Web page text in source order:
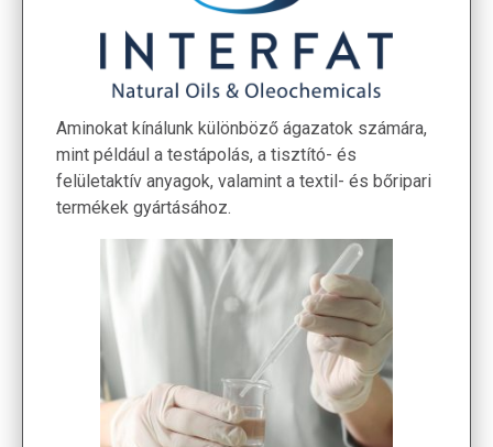
Aminokat kínálunk különböző ágazatok számára,
mint például a testápolás, a tisztító- és
felületaktív anyagok, valamint a textil- és bőripari
termékek gyártásához.